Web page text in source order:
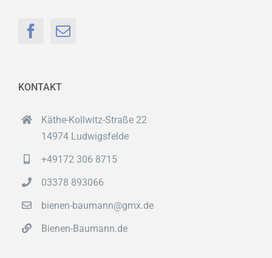
KONTAKT
Käthe-Kollwitz-Straße 22
14974 Ludwigsfelde
+49172 306 8715
03378 893066
bienen-baumann@gmx.de
Bienen-Baumann.de